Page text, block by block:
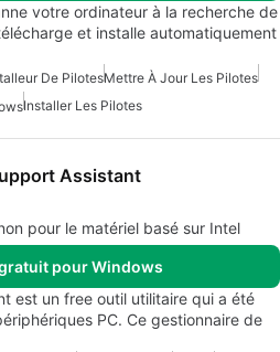
votre ordinateur à la recherche de
et installe automatiquement
De PilotesMettre À Jour Les Pilotes
Installer Les Pilotes
Assistant
pour le matériel basé sur Intel
pour Windows
est un free outil utilitaire qui a été
PC. Ce gestionnaire de